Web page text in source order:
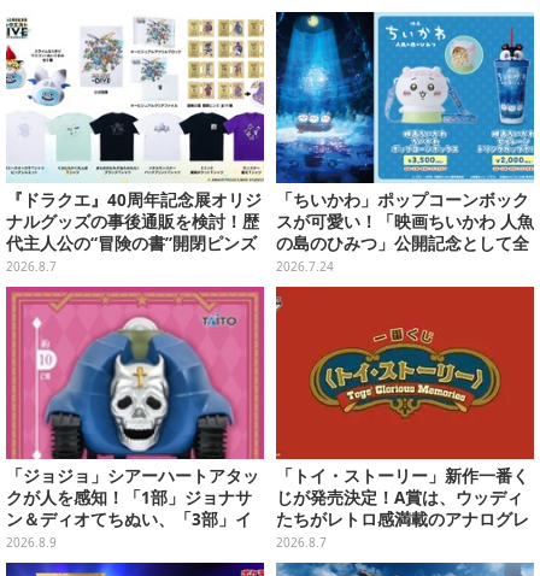
『ドラクエ』40周年記念展オリジ
ナルグッズの事後通販を検討！歴
代主人公の“冒険の書”開閉ピンズ
をはじめ、ユニークなＴシャツや
雑貨など
2026.8.7
「ちいかわ」ポップコーンボック
スが可愛い！「映画ちいかわ 人魚
の島のひみつ」公開記念として全
国劇場で販売、セイレーンドリン
クカップホルダーも
2026.7.24
「ジョジョ」シアーハートアタッ
クが人を感知！「1部」ジョナサ
ン＆ディオてちぬい、「3部」イ
ギー＆クリームのなりきり帽子な
どもプライズ展開
2026.8.9
「トイ・ストーリー」新作一番く
じが発売決定！A賞は、ウッディ
たちがレトロ感満載のアナログレ
コード上を走る姿で立体化
2026.8.7